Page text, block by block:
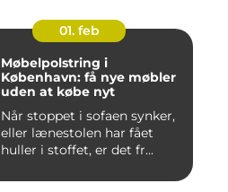
01. feb
Møbelpolstring i
København: få nye møbler
uden at købe nyt
Når stoppet i sofaen synker,
eller lænestolen har fået
huller i stoffet, er det fr...